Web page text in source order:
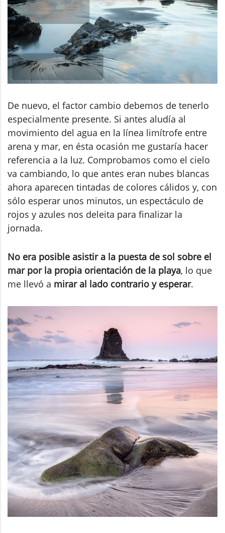
De nuevo, el factor cambio debemos de tenerlo
especialmente presente. Si antes aludía al
movimiento del agua en la línea limítrofe entre
arena y mar, en ésta ocasión me gustaría hacer
referencia a la luz. Comprobamos como el cielo
va cambiando, lo que antes eran nubes blancas
ahora aparecen tintadas de colores cálidos y, con
sólo esperar unos minutos, un espectáculo de
rojos y azules nos deleita para finalizar la
jornada.
No era posible asistir a la puesta de sol sobre el
mar por la propia orientación de la playa, lo que
me llevó a mirar al lado contrario y esperar.